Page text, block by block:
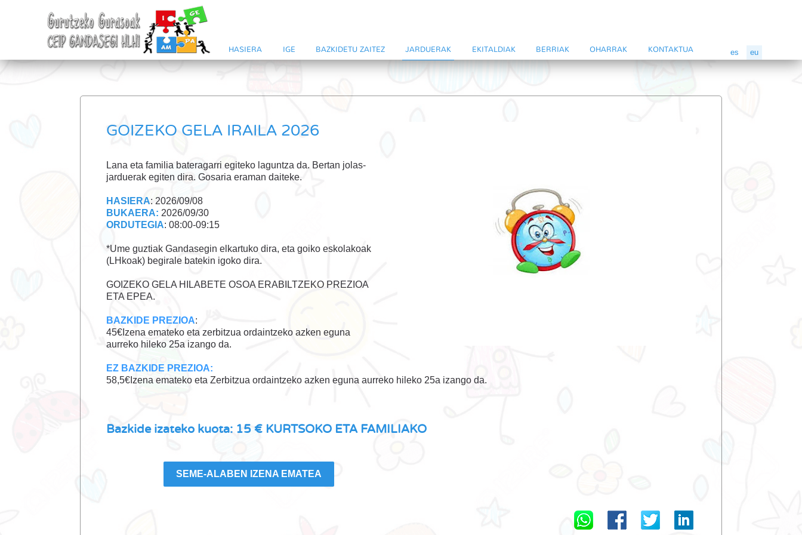
HASIERA IGE BAZKIDETU ZAITEZ JARDUERAK EKITALDIAK BERRIAK OHARRAK KONTAKTUA es eu
GOIZEKO GELA IRAILA 2026
Lana eta familia bateragarri egiteko laguntza da. Bertan jolas-
jarduerak egiten dira. Gosaria eraman daiteke.
HASIERA: 2026/09/08
BUKAERA: 2026/09/30
ORDUTEGIA: 08:00-09:15
*Ume guztiak Gandasegin elkartuko dira, eta goiko eskolakoak
(LHkoak) begirale batekin igoko dira.
GOIZEKO GELA HILABETE OSOA ERABILTZEKO PREZIOA
ETA EPEA.
BAZKIDE PREZIOA:
45€Izena emateko eta zerbitzua ordaintzeko azken eguna
aurreko hileko 25a izango da.
EZ BAZKIDE PREZIOA:
58,5€Izena emateko eta Zerbitzua ordaintzeko azken eguna aurreko hileko 25a izango da.
Bazkide izateko kuota: 15 € KURTSOKO ETA FAMILIAKO
SEME-ALABEN IZENA EMATEA